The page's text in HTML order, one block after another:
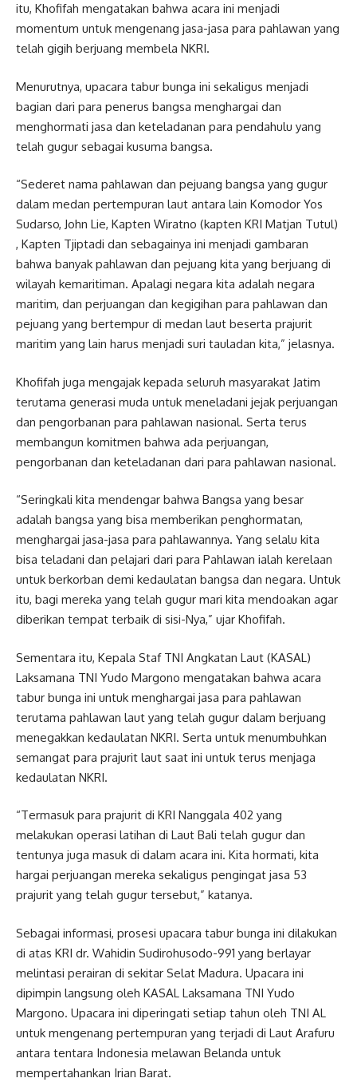
itu, Khofifah mengatakan bahwa acara ini menjadi
momentum untuk mengenang jasa-jasa para pahlawan yang
telah gigih berjuang membela NKRI.
Menurutnya, upacara tabur bunga ini sekaligus menjadi
bagian dari para penerus bangsa menghargai dan
menghormati jasa dan keteladanan para pendahulu yang
telah gugur sebagai kusuma bangsa.
“Sederet nama pahlawan dan pejuang bangsa yang gugur
dalam medan pertempuran laut antara lain Komodor Yos
Sudarso, John Lie, Kapten Wiratno (kapten KRI Matjan Tutul)
, Kapten Tjiptadi dan sebagainya ini menjadi gambaran
bahwa banyak pahlawan dan pejuang kita yang berjuang di
wilayah kemaritiman. Apalagi negara kita adalah negara
maritim, dan perjuangan dan kegigihan para pahlawan dan
pejuang yang bertempur di medan laut beserta prajurit
maritim yang lain harus menjadi suri tauladan kita,” jelasnya.
Khofifah juga mengajak kepada seluruh masyarakat Jatim
terutama generasi muda untuk meneladani jejak perjuangan
dan pengorbanan para pahlawan nasional. Serta terus
membangun komitmen bahwa ada perjuangan,
pengorbanan dan keteladanan dari para pahlawan nasional.
“Seringkali kita mendengar bahwa Bangsa yang besar
adalah bangsa yang bisa memberikan penghormatan,
menghargai jasa-jasa para pahlawannya. Yang selalu kita
bisa teladani dan pelajari dari para Pahlawan ialah kerelaan
untuk berkorban demi kedaulatan bangsa dan negara. Untuk
itu, bagi mereka yang telah gugur mari kita mendoakan agar
diberikan tempat terbaik di sisi-Nya,” ujar Khofifah.
Sementara itu, Kepala Staf TNI Angkatan Laut (KASAL)
Laksamana TNI Yudo Margono mengatakan bahwa acara
tabur bunga ini untuk menghargai jasa para pahlawan
terutama pahlawan laut yang telah gugur dalam berjuang
menegakkan kedaulatan NKRI. Serta untuk menumbuhkan
semangat para prajurit laut saat ini untuk terus menjaga
kedaulatan NKRI.
“Termasuk para prajurit di KRI Nanggala 402 yang
melakukan operasi latihan di Laut Bali telah gugur dan
tentunya juga masuk di dalam acara ini. Kita hormati, kita
hargai perjuangan mereka sekaligus pengingat jasa 53
prajurit yang telah gugur tersebut,” katanya.
Sebagai informasi, prosesi upacara tabur bunga ini dilakukan
di atas KRI dr. Wahidin Sudirohusodo-991 yang berlayar
melintasi perairan di sekitar Selat Madura. Upacara ini
dipimpin langsung oleh KASAL Laksamana TNI Yudo
Margono. Upacara ini diperingati setiap tahun oleh TNI AL
untuk mengenang pertempuran yang terjadi di Laut Arafuru
antara tentara Indonesia melawan Belanda untuk
mempertahankan Irian Barat.